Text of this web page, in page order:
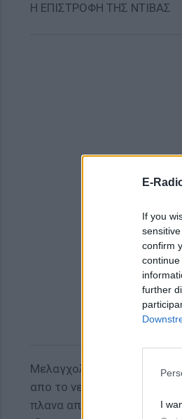
E-
If you
confirm
further
I
H EΠΙΣΤΡΟΦΗ ΤΗΣ ΝΤΙΒΑΣ
Μελαγχολικη ηταν η
απο το νεο της καναλι. Δυο
πλανα απο περασμενα